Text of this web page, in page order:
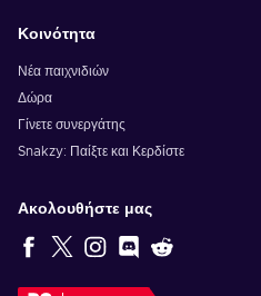
Κοινότητα
Νέα παιχνιδιών
Δώρα
Γίνετε συνεργάτης
Snakzy: Παίξτε και Κερδίστε
Ακολουθήστε μας